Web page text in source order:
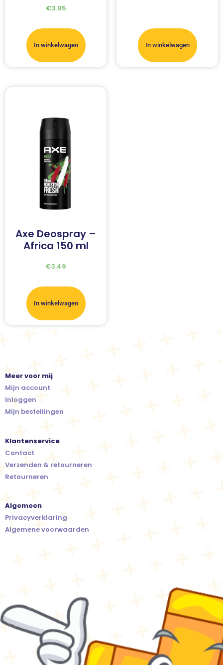
€3.95
In winkelwagen In winkelwagen
Axe Deospray –
Africa 150 ml
€3.49
In winkelwagen
Meer voor mij
Mijn account
Inloggen
Mijn bestellingen
Klantenservice
Contact
Verzenden & retourneren
Retourneren
Algemeen
Privacyverklaring
Algemene voorwaarden